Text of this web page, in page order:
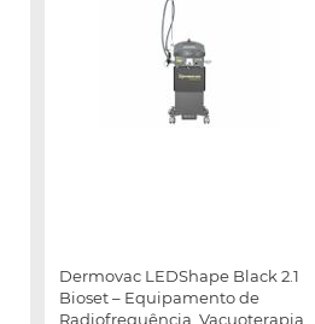
Dermovac LEDShape Black 2.1
Bioset – Equipamento de
Radiofrequência, Vacuoterapia,